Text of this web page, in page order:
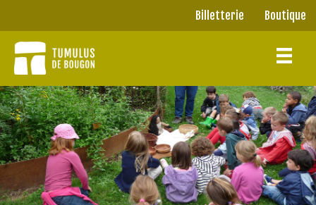
Billetterie Boutique
Billetterie Boutique